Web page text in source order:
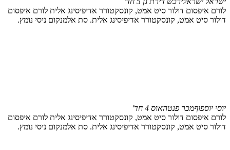
לורם איפסום דולור סיט אמט, קונסקטורר אדיפיסינג אלית לורם איפסום
דולור סיט אמט, קונסקטורר אדיפיסינג אלית. סת אלמנקום ניסי נומץ.
יוסי יוספוףמכר פנטהאוס 4 חד'
לורם איפסום דולור סיט אמט, קונסקטורר אדיפיסינג אלית לורם איפסום
דולור סיט אמט, קונסקטורר אדיפיסינג אלית. סת אלמנקום ניסי נומץ.